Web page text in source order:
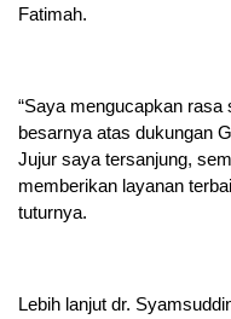
Fatimah.
“Saya mengucapkan
besarnya atas dukungan
Jujur saya tersanjung,
memberikan layanan
tuturnya.
Lebih lanjut dr.